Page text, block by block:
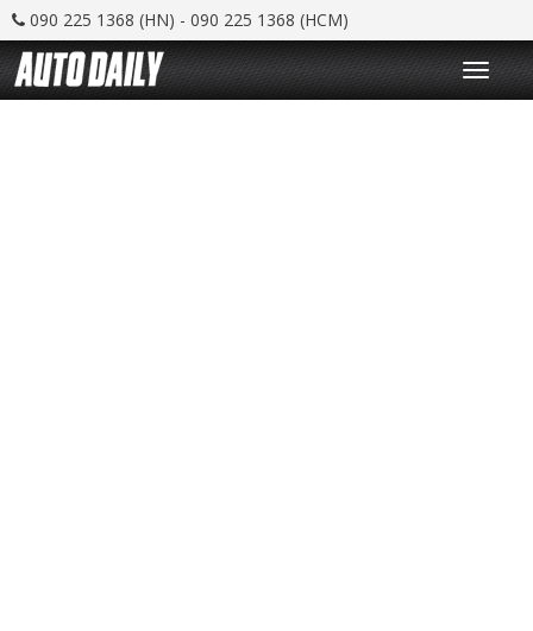
090 225 1368 (HN) - 090 225 1368 (HCM)
T
o
g